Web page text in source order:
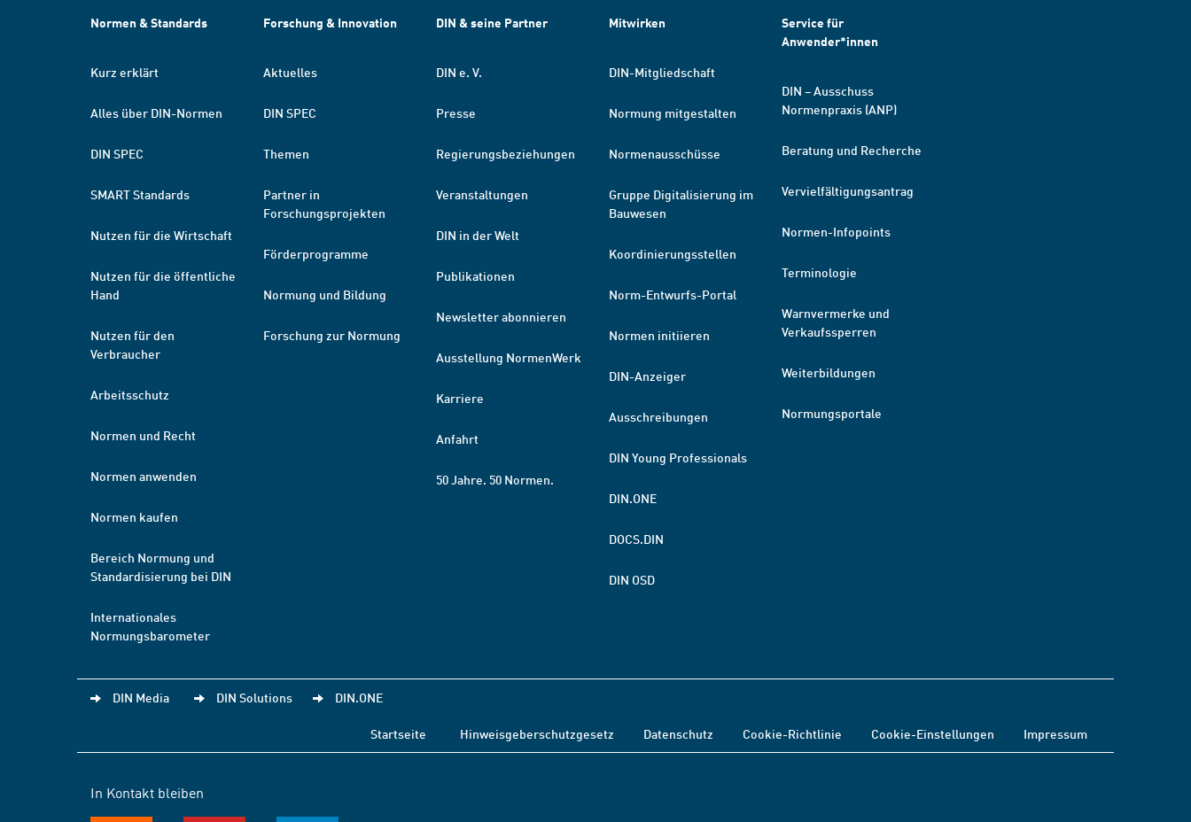
Normen & Standards
Kurz erklärt
Alles über DIN-Normen
DIN SPEC
SMART Standards
Nutzen für die Wirtschaft
Nutzen für die öffentliche
Hand
Nutzen für den
Verbraucher
Arbeitsschutz
Normen und Recht
Normen anwenden
Normen kaufen
Bereich Normung und
Standardisierung bei DIN
Internationales
Normungsbarometer
Forschung & Innovation
Aktuelles
DIN SPEC
Themen
Partner in
Forschungsprojekten
Förderprogramme
Normung und Bildung
Forschung zur Normung
DIN & seine Partner
DIN e. V.
Presse
Regierungsbeziehungen
Veranstaltungen
DIN in der Welt
Publikationen
Newsletter abonnieren
Ausstellung NormenWerk
Karriere
Anfahrt
50 Jahre. 50 Normen.
Mitwirken
DIN-Mitgliedschaft
Normung mitgestalten
Normenausschüsse
Gruppe Digitalisierung im
Bauwesen
Koordinierungsstellen
Norm-Entwurfs-Portal
Normen initiieren
DIN-Anzeiger
Ausschreibungen
DIN Young Professionals
DIN.ONE
DOCS.DIN
DIN OSD
Service für
Anwender*innen
DIN – Ausschuss
Normenpraxis (ANP)
Beratung und Recherche
Vervielfältigungsantrag
Normen-Infopoints
Terminologie
Warnvermerke und
Verkaufssperren
Weiterbildungen
Normungsportale
DIN Media DIN Solutions DIN.ONE
Startseite Hinweisgeberschutzgesetz Datenschutz Cookie-Richtlinie Cookie-Einstellungen Impressum
In Kontakt bleiben